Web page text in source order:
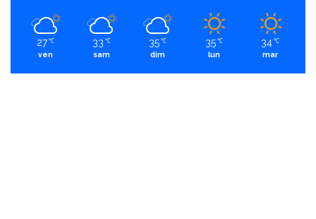
27 ℃
ven
33 ℃
sam
35 ℃
dim
35 ℃
lun
34 ℃
mar